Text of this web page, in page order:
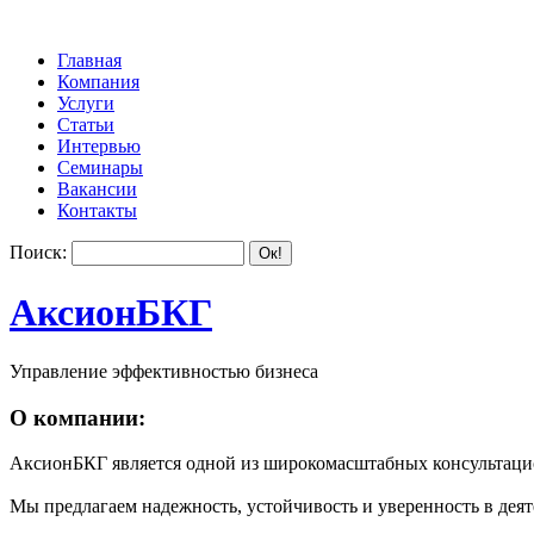
Главная
Компания
Услуги
Статьи
Интервью
Семинары
Вакансии
Контакты
Поиск:
АксионБКГ
Управление эффективностью бизнеса
О компании:
АксионБКГ является одной из широкомасштабных
Мы предлагаем надежность, устойчивость и уверенность в